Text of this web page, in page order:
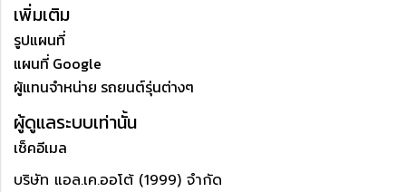
เพิ่มเติม
รูปแผนที่
แผนที่ Google
ผู้แทนจำหน่าย รถยนต์รุ่นต่างๆ
ผู้ดูแลระบบเท่านั้น
เช็คอีเมล
บริษัท แอล.เค.ออโต้ (1999) จำกัด